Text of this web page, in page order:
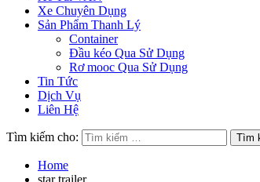
Xe Chuyên Dụng
Sản Phẩm Thanh Lý
Container
Đầu kéo Qua Sử Dụng
Rơ mooc Qua Sử Dụng
Tin Tức
Dịch Vụ
Liên Hệ
Tìm kiếm cho:
Home
star trailer